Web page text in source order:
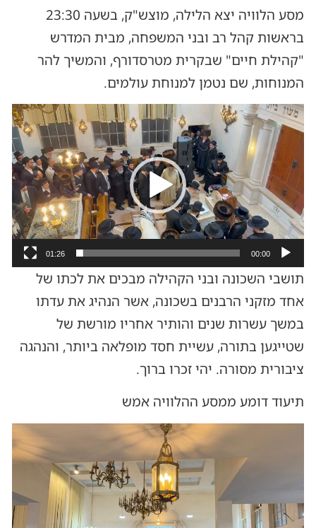
מסע הלוויה יצא הלילה, מוצש"ק, בשעה 23:30
בראשות קהל רב ובני המשפחה, מבית המדרש
"קהילת חיים" שבקרית מטרסדורף, והמשיך להר
המנוחות, שם נטמן למנוחת עולמים.
נגן
וידאו
00:00
01:26
תושבי השכונה ובני הקהילה מבכים את לכתו של
אחד מזקני הרבנים בשכונה, אשר הנהיג את עדתו
במשך עשרות שנים והותיר אחריו מורשת של
שטייגען בתורה, עשיית חסד מופלאה ביותר, והנהגה
ציבורית מסורה. יהי זכרו ברוך.
תיעוד דומע ממסע ההלוויה אמש